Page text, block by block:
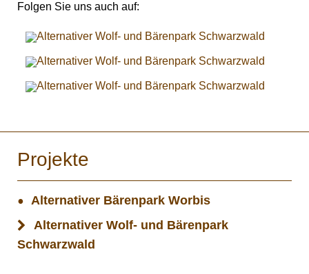
Folgen Sie uns auch auf:
Projekte
Alternativer Bärenpark Worbis
Alternativer Wolf- und Bärenpark
Schwarzwald